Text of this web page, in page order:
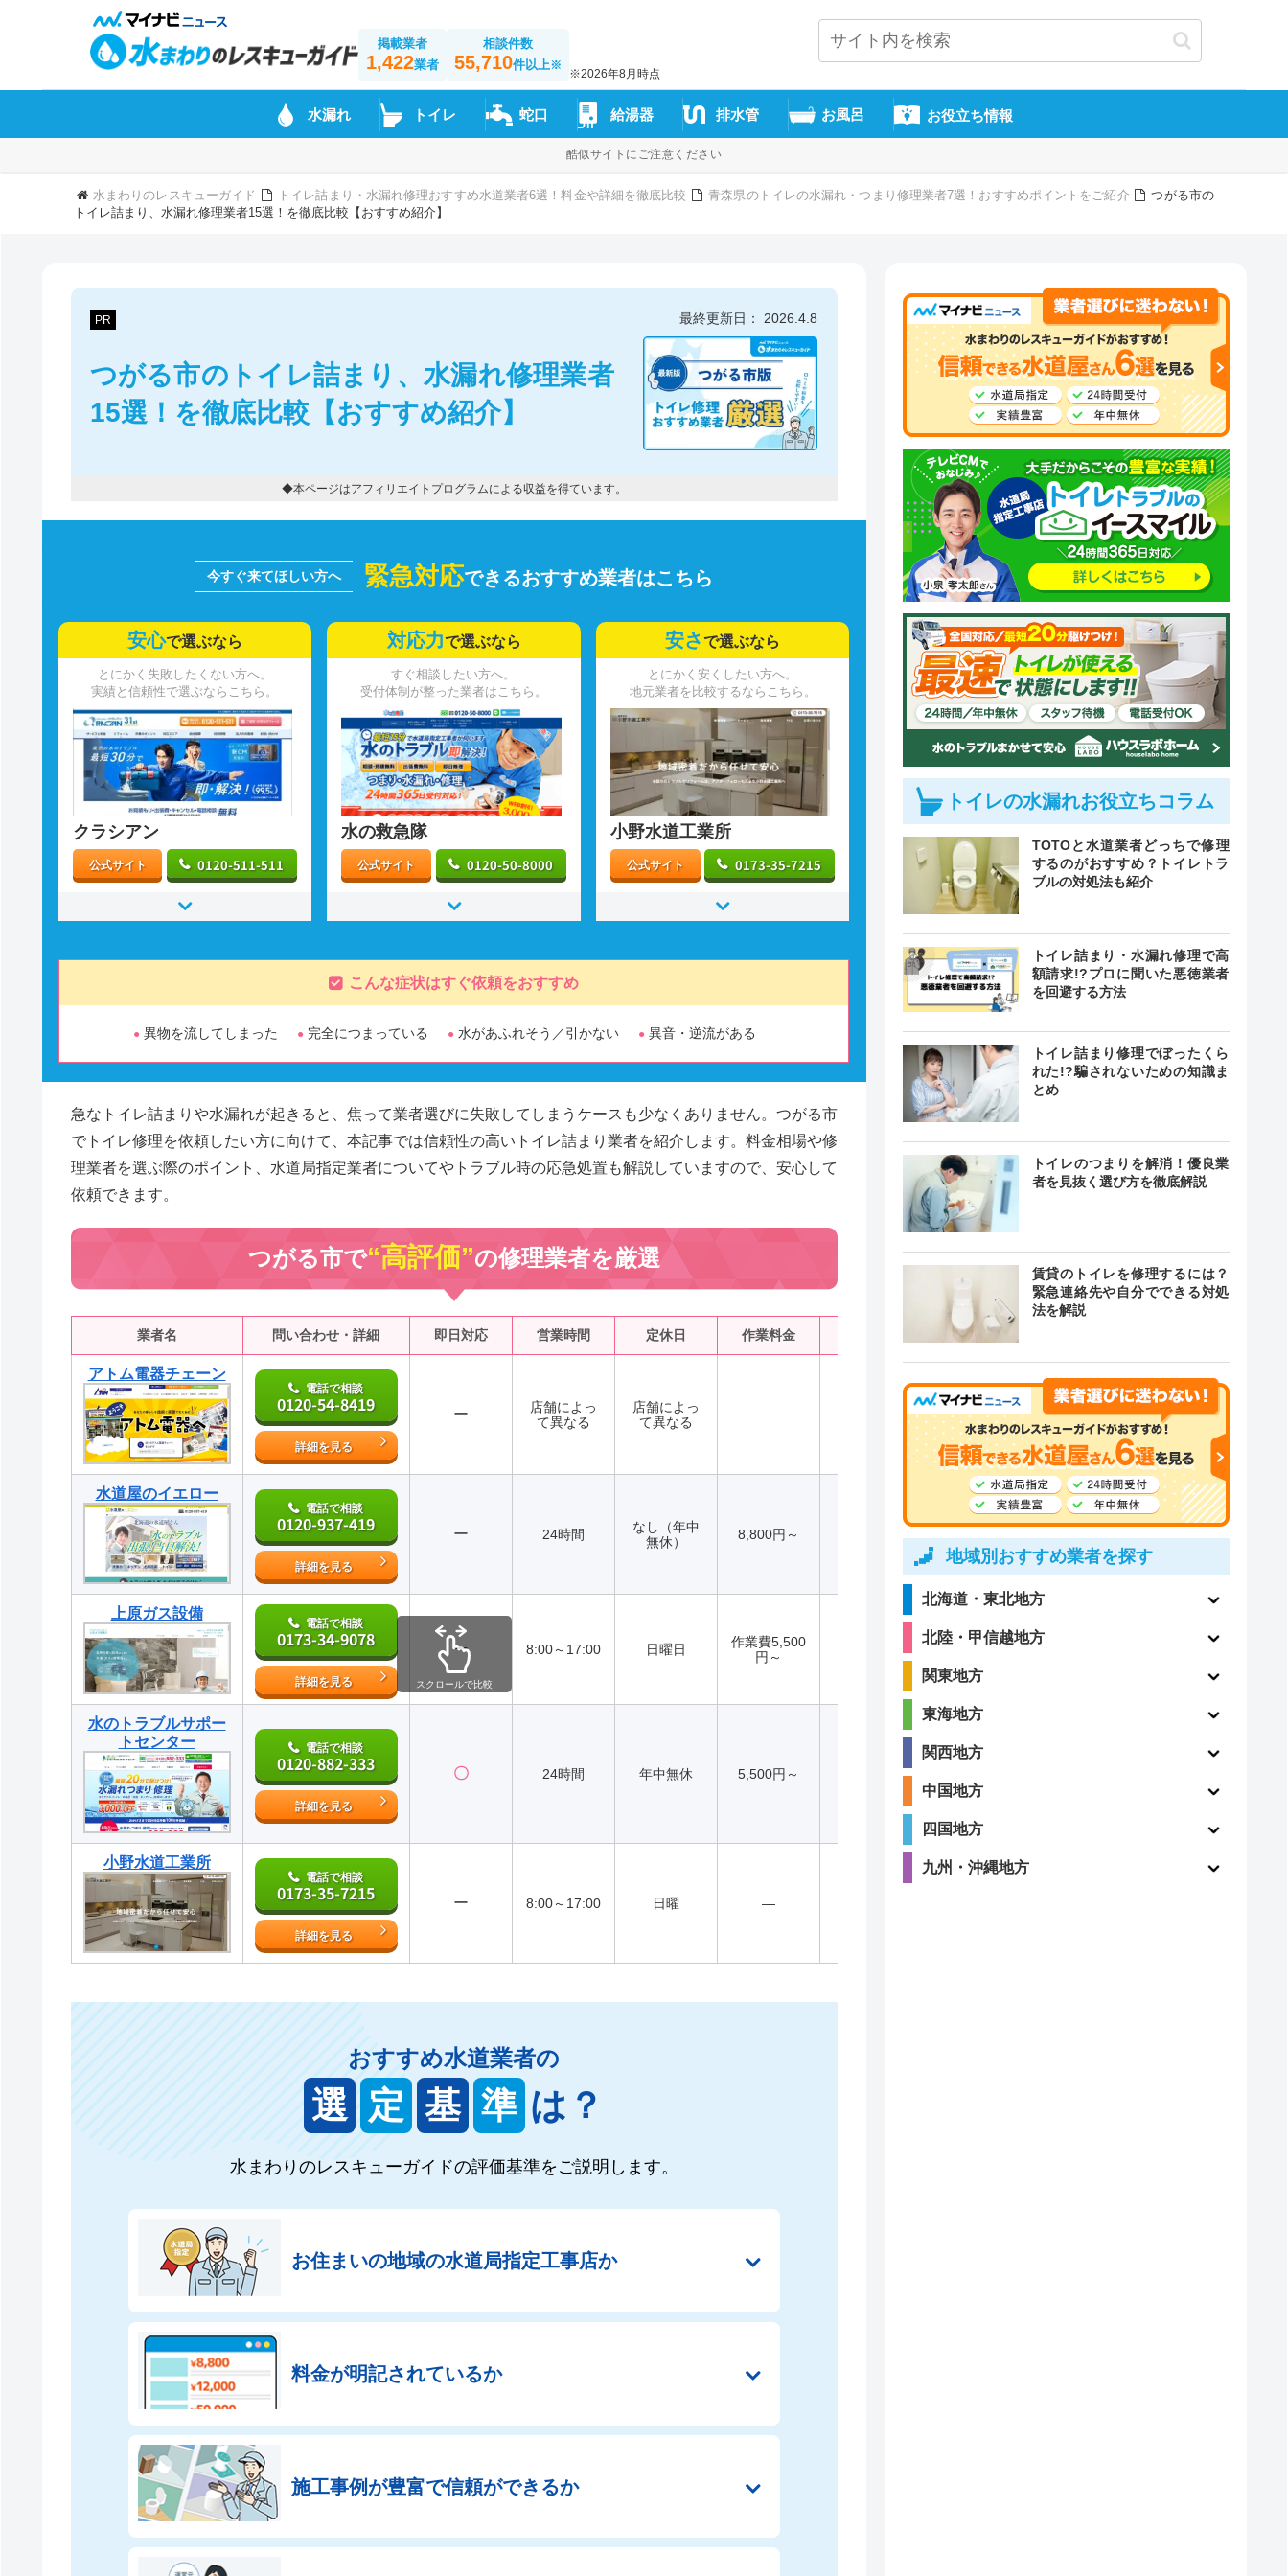
掲載業者
1,422業者
相談件数
55,710件以上※
※2026年8月時点
水漏れ トイレ 蛇口 給湯器 排水管 お風呂 お役立ち情報
酷似サイトにご注意ください
水まわりのレスキューガイド トイレ詰まり・水漏れ修理おすすめ水道業者6選！料金や詳細を徹底比較 青森県のトイレの水漏れ・つまり修理業者7選！おすすめポイントをご紹介
つがる市の
トイレ詰まり、水漏れ修理業者15選！を徹底比較【おすすめ紹介】
PR
つがる市のトイレ詰まり、水漏れ修理業者
15選！を徹底比較【おすすめ紹介】
最終更新日： 2026.4.8
◆本ページはアフィリエイトプログラムによる収益を得ています。
緊急対応できるおすすめ業者はこちら
安心で選ぶなら
とにかく失敗したくない方へ。
実績と信頼性で選ぶならこちら。
クラシアン
公式サイト 0120-511-511
対応力で選ぶなら
すぐ相談したい方へ。
受付体制が整った業者はこちら。
水の救急隊
公式サイト 0120-50-8000
安さで選ぶなら
とにかく安くしたい方へ。
地元業者を比較するならこちら。
小野水道工業所
公式サイト 0173-35-7215
こんな症状はすぐ依頼をおすすめ
異物を流してしまった 完全につまっている 水があふれそう／引かない 異音・逆流がある
急なトイレ詰まりや水漏れが起きると、焦って業者選びに失敗してしまうケースも少なくありません。つがる市
でトイレ修理を依頼したい方に向けて、本記事では信頼性の高いトイレ詰まり業者を紹介します。料金相場や修
理業者を選ぶ際のポイント、水道局指定業者についてやトラブル時の応急処置も解説していますので、安心して
依頼できます。
つがる市で“高評価”の修理業者を厳選
業者名 問い合わせ・詳細 即日対応 営業時間 定休日 作業料金 クチコミ
アトム電器チェーン
電話で相談
0120-54-8419
詳細を見る
ー
店舗によっ
て異なる
店舗によっ
て異なる
2.4
（5件）
水道屋のイエロー
電話で相談
0120-937-419
詳細を見る
ー 24時間
なし（年中
無休）
8,800円～ ー
上原ガス設備
電話で相談
0173-34-9078
詳細を見る
ー 8:00～17:00 日曜日
作業費5,500
円～
5
（2件）
水のトラブルサポー
トセンター
電話で相談
0120-882-333
詳細を見る
〇 24時間 年中無休 5,500円～
4
（123件）
小野水道工業所
電話で相談
0173-35-7215
詳細を見る
ー 8:00～17:00 日曜 ―
スクロールで比較
おすすめ水道業者の
選 定 基 準 は？
水まわりのレスキューガイドの評価基準をご説明します。
お住まいの地域の水道局指定工事店か
料金が明記されているか
施工事例が豊富で信頼ができるか
トイレの水漏れお役立ちコラム
TOTOと水道業者どっちで修理
するのがおすすめ？トイレトラ
ブルの対処法も紹介
トイレ詰まり・水漏れ修理で高
額請求!?プロに聞いた悪徳業者
を回避する方法
トイレ詰まり修理でぼったくら
れた!?騙されないための知識ま
とめ
トイレのつまりを解消！優良業
者を見抜く選び方を徹底解説
賃貸のトイレを修理するには？
緊急連絡先や自分でできる対処
法を解説
地域別おすすめ業者を探す
北海道・東北地方
北陸・甲信越地方
関東地方
東海地方
関西地方
中国地方
四国地方
九州・沖縄地方